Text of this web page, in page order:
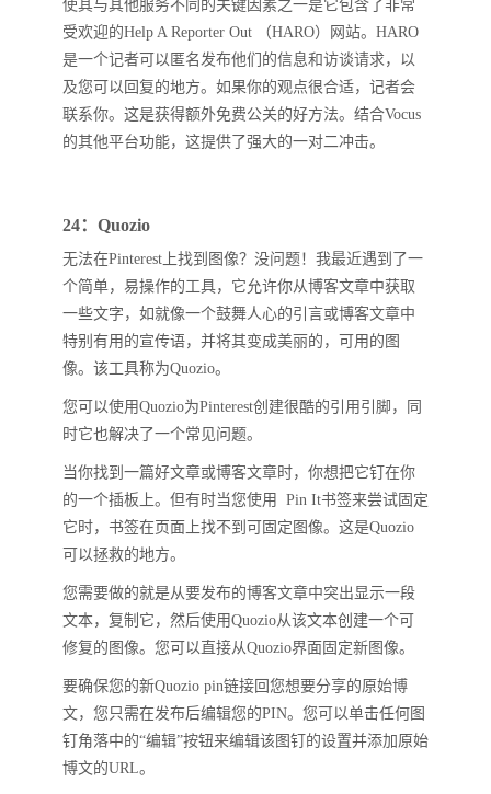
使其与其他服务不同的关键因素之一是它包含了非常
受欢迎的Help A Reporter Out （HARO）网站。HARO
是一个记者可以匿名发布他们的信息和访谈请求，以
及您可以回复的地方。如果你的观点很合适，记者会
联系你。这是获得额外免费公关的好方法。结合Vocus
的其他平台功能，这提供了强大的一对二冲击。
24：Quozio
无法在Pinterest上找到图像？没问题！我最近遇到了一
个简单，易操作的工具，它允许你从博客文章中获取
一些文字，如就像一个鼓舞人心的引言或博客文章中
特别有用的宣传语，并将其变成美丽的，可用的图
像。该工具称为Quozio。
您可以使用Quozio为Pinterest创建很酷的引用引脚，同
时它也解决了一个常见问题。
当你找到一篇好文章或博客文章时，你想把它钉在你
的一个插板上。但有时当您使用 Pin It书签来尝试固定
它时，书签在页面上找不到可固定图像。这是Quozio
可以拯救的地方。
您需要做的就是从要发布的博客文章中突出显示一段
文本，复制它，然后使用Quozio从该文本创建一个可
修复的图像。您可以直接从Quozio界面固定新图像。
要确保您的新Quozio pin链接回您想要分享的原始博
文，您只需在发布后编辑您的PIN。您可以单击任何图
钉角落中的“编辑”按钮来编辑该图钉的设置并添加原始
博文的URL。